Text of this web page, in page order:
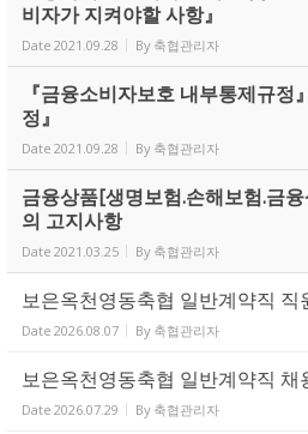
비자가 지켜야할 사항』
Date 2021.09.28 By 축협관리자
『금융소비자보호 내부통제규
정』
Date 2021.09.28 By 축협관리자
금융상품[생명보험.손해보험.금
의 고지사항
Date 2021.03.25 By 축협관리자
보은옥천영동축협 일반계약직 직
Date 2026.08.07 By 축협관리자
보은옥천영동축협 일반계약직 채
Date 2026.07.29 By 축협관리자